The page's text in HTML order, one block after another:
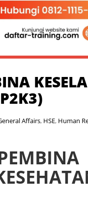
Affairs, HSE, Human